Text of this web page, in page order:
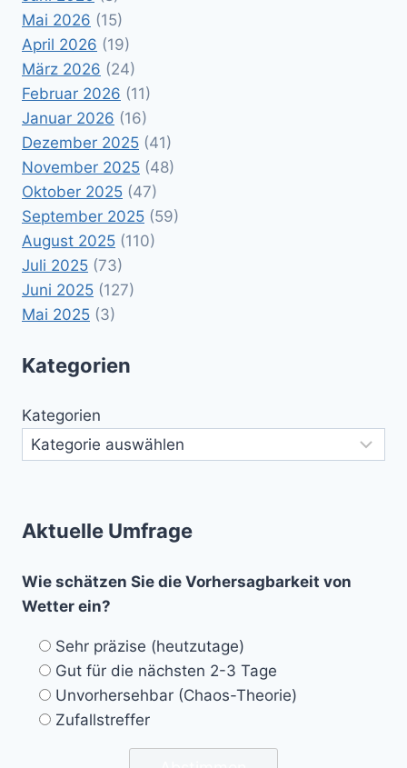
Mai 2026 (15)
April 2026 (19)
März 2026 (24)
Februar 2026 (11)
Januar 2026 (16)
Dezember 2025 (41)
November 2025 (48)
Oktober 2025 (47)
September 2025 (59)
August 2025 (110)
Juli 2025 (73)
Juni 2025 (127)
Mai 2025 (3)
Kategorien
Kategorien
Aktuelle Umfrage
Wie schätzen Sie die Vorhersagbarkeit von
Wetter ein?
Sehr präzise (heutzutage)
Gut für die nächsten 2-3 Tage
Unvorhersehbar (Chaos-Theorie)
Zufallstreffer